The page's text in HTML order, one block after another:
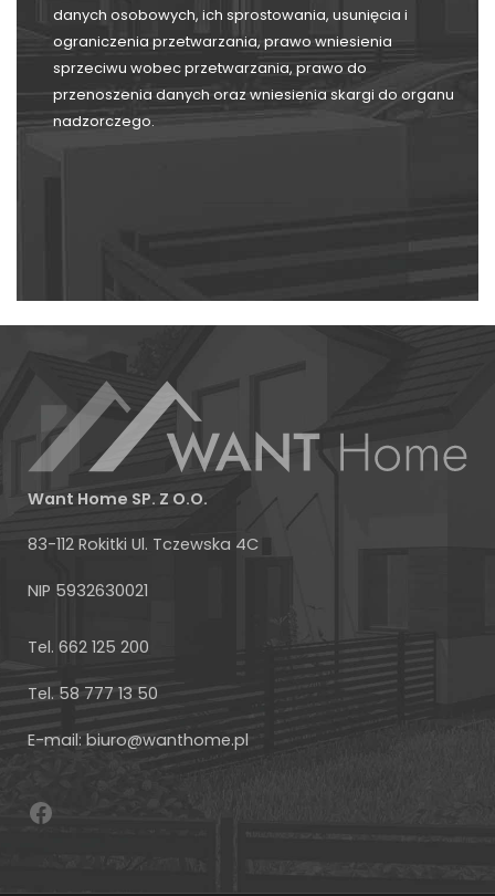
danych osobowych, ich sprostowania, usunięcia i
ograniczenia przetwarzania, prawo wniesienia
sprzeciwu wobec przetwarzania, prawo do
przenoszenia danych oraz wniesienia skargi do organu
nadzorczego.
Want Home SP. Z O.O.
83-112 Rokitki Ul. Tczewska 4C
NIP 5932630021
Tel. 662 125 200
Tel. 58 777 13 50
E-mail: biuro@wanthome.pl
Facebook